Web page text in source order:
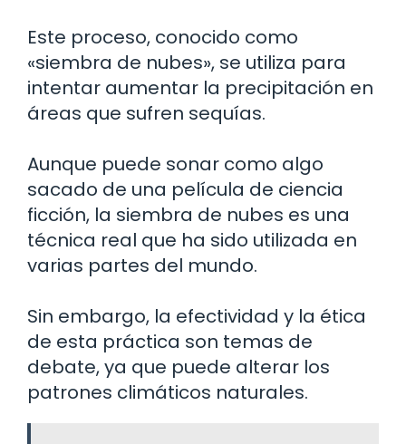
Este proceso, conocido como
«siembra de nubes», se utiliza para
intentar aumentar la precipitación en
áreas que sufren sequías.
Aunque puede sonar como algo
sacado de una película de ciencia
ficción, la siembra de nubes es una
técnica real que ha sido utilizada en
varias partes del mundo.
Sin embargo, la efectividad y la ética
de esta práctica son temas de
debate, ya que puede alterar los
patrones climáticos naturales.